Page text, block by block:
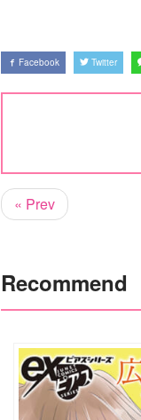
Facebook Twitter
« Prev
Recommend